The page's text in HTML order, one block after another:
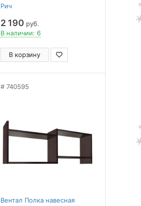
Рич
2 190 руб.
В наличии: 6
В корзину
740595
Вентал Полка навесная